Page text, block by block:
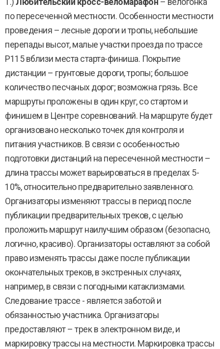
1.) Любительский кросс-веломарафон – велогонка
по пересеченной местности. Особенности местности
проведения – лесные дороги и тропы, небольшие
перепады высот, малые участки проезда по трассе
Р115 вблизи места старта-финиша. Покрытие
дистанции – грунтовые дороги, тропы; большое
количество песчаных дорог; возможна грязь. Все
маршруты проложены в один круг, со стартом и
финишем в Центре соревнований. На маршруте будет
организовано несколько точек для контроля и
питания участников. В связи с особенностью
подготовки дистанций на пересеченной местности –
длина трассы может варьироваться в пределах 5-
10%, относительно предварительно заявленного.
Организаторы изменяют трассы в период после
публикации предварительных треков, с целью
проложить маршрут наилучшим образом (безопасно,
логично, красиво). Организаторы оставляют за собой
право изменять трассы даже после публикации
окончательных треков, в экстренных случаях,
например, в связи с погодными катаклизмами.
Следование трассе - является заботой и
обязанностью участника. Организаторы
предоставляют – трек в электронном виде, и
маркировку трассы на местности. Маркировка трассы